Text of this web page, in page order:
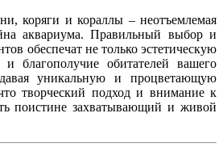
коряги и кораллы – неотъемлемая
аквариума. Правильный выбор и
обеспечат не только эстетическую
и благополучие обитателей вашего
уникальную и процветающую
творческий подход и внимание к
поистине захватывающий и живой